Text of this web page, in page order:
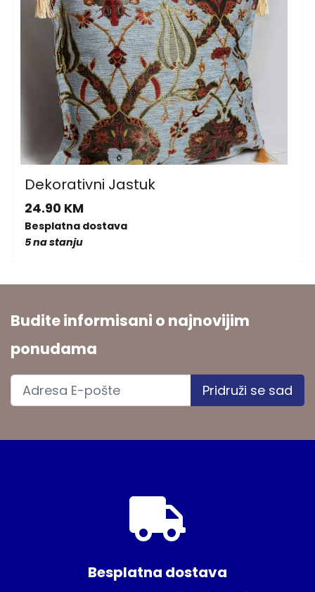
Dekorativni Jastuk
24.90 KM
Besplatna dostava
5 na stanju
Budite informisani o najnovijim
ponudama
Pridruži se sad
Besplatna dostava